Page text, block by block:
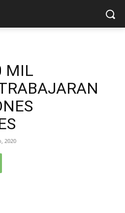
MIL
2020